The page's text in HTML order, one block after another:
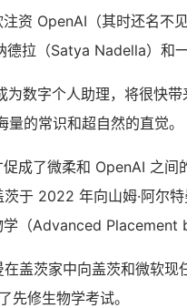
资 OpenAI（其时还名不
德拉（Satya Nadella）和
为数字个人助理，将很快
的常识和超自然的直觉。
成了微柔和 OpenAI 之
于 2022 年向山姆·阿尔
（Advanced Placement
盖茨家中向盖茨和微软现
先修生物学考试。